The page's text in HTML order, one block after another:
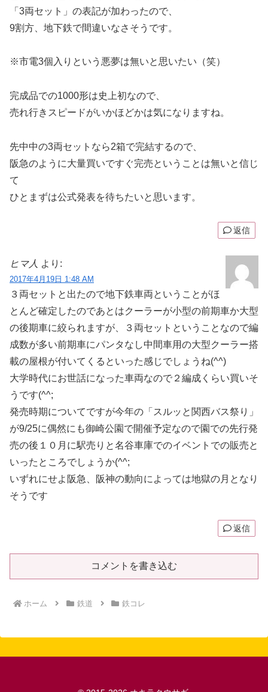
「3両セット」の表記が加わったので、
9割方、地下鉄で間違いなさそうです。
※市電3個入りという悪夢は無いと思いたい（笑）
完成品での1000形は史上初なので、
売れ行きスピードがいかほどかは気になりますね。
先中中の3両セットなら2箱で完結するので、
阪急のように大量買いですぐ完売ということは無いと信じ
て
ひとまずは公式発表を待ちたいと思います。
返信
ヒマ人 より:
2017年4月19日 1:48 AM
３両セットと出たので地下鉄車両ということがほ
とんど確定したのであとはクーラーが小型の前期車か大型
の後期車に絞られますが、３両セットということなので編
成数が多い前期車にパンタなし中間車用の大型クーラー搭
載の屋根が付いてくるといった感じでしょうね(^^)
大学時代にお世話になった車両なので２編成くらい買いそ
うです(^^;
発売時期についてですが今年の「スルッと関西バス祭り」
が9/25に偶然にも御崎公園で開催予定なので園での先行発
売の後１０月に駅売りと名谷車庫でのイベントでの販売と
いったところでしょうか(^^;
いずれにせよ阪急、阪神の動向によっては地獄の月となり
そうです
返信
コメントを書き込む
ホーム 鉄道 鉄コレ